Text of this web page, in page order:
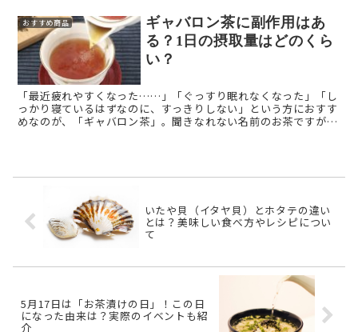
おすすめ商品
ギャバロン茶に副作用はあ
る？1日の摂取量はどのくら
い？
「最近疲れやすくなった……」「ぐっすり眠れなくなった」「し
っかり寝ているはずなのに、すっきりしない」という方におすす
めなのが、「ギャバロン茶」。聞きなれない名前のお茶ですが、
いたや貝（イタヤ貝）とホタテの違い
とは？美味しい食べ方やレシピについ
て
5月17日は「お茶漬けの日」！この日
になった由来は？実際のイベントも紹
介